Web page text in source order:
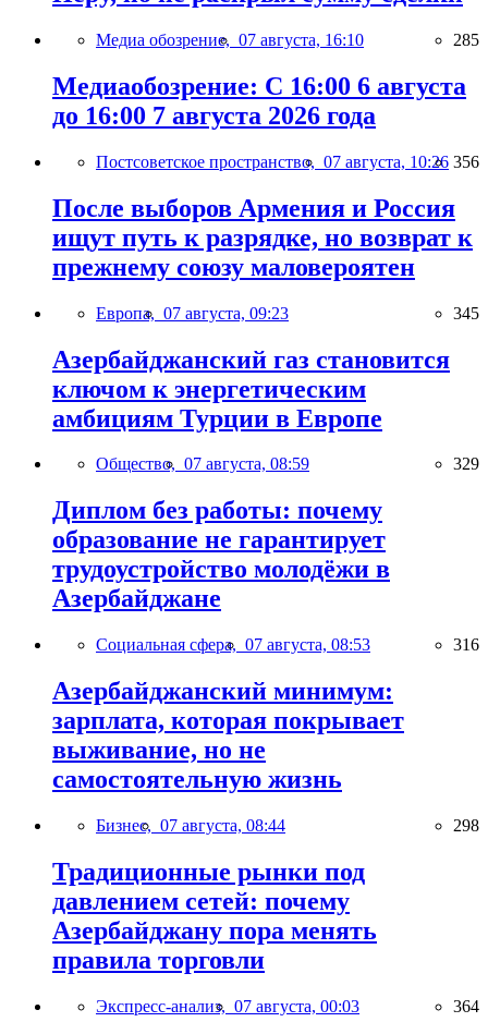
Медиа обозрение, 07 августа, 16:10 285
Медиаобозрение: С 16:00 6 августа
до 16:00 7 августа 2026 года
Постсоветское пространство, 07 августа, 10:26 356
После выборов Армения и Россия
ищут путь к разрядке, но возврат к
прежнему союзу маловероятен
Европа, 07 августа, 09:23 345
Азербайджанский газ становится
ключом к энергетическим
амбициям Турции в Европе
Общество, 07 августа, 08:59 329
Диплом без работы: почему
образование не гарантирует
трудоустройство молодёжи в
Азербайджане
Социальная сфера, 07 августа, 08:53 316
Азербайджанский минимум:
зарплата, которая покрывает
выживание, но не
самостоятельную жизнь
Бизнес, 07 августа, 08:44 298
Традиционные рынки под
давлением сетей: почему
Азербайджану пора менять
правила торговли
Экспресс-анализ, 07 августа, 00:03 364